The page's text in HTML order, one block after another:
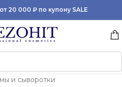
20 000 ₽ по купону SALE
и сыворотки